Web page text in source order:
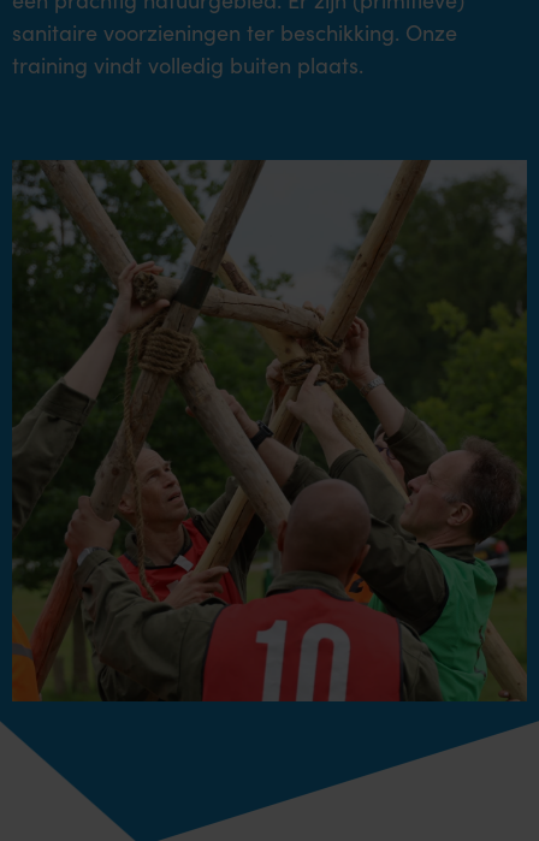
sanitaire voorzieningen ter beschikking. Onze
training vindt volledig buiten plaats.